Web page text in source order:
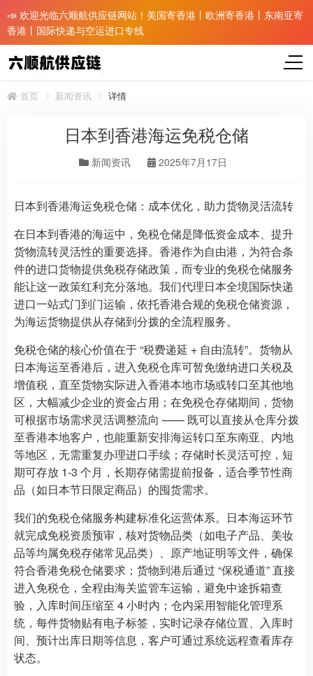
📣 欢迎光临六顺航供应链网站！美国寄香港丨欧洲寄香港丨东南亚寄
香港丨国际快递与空运进口专线
首页 新闻资讯 详情
日本到香港海运免税仓储
新闻资讯 2025年7月17日
日本到香港海运免税仓储：成本优化，助力货物灵活流转
在日本到香港的海运中，免税仓储是降低资金成本、提升
货物流转灵活性的重要选择。香港作为自由港，为符合条
件的进口货物提供免税存储政策，而专业的免税仓储服务
能让这一政策红利充分落地。我们代理日本全境国际快递
进口一站式门到门运输，依托香港合规的免税仓储资源，
为海运货物提供从存储到分拨的全流程服务。
免税仓储的核心价值在于 “税费递延 + 自由流转”。货物从
日本海运至香港后，进入免税仓库可暂免缴纳进口关税及
增值税，直至货物实际进入香港本地市场或转口至其他地
区，大幅减少企业的资金占用；在免税仓存储期间，货物
可根据市场需求灵活调整流向 —— 既可以直接从仓库分拨
至香港本地客户，也能重新安排海运转口至东南亚、内地
等地区，无需重复办理进口手续；存储时长灵活可控，短
期可存放 1-3 个月，长期存储需提前报备，适合季节性商
品（如日本节日限定商品）的囤货需求。
我们的免税仓储服务构建标准化运营体系。日本海运环节
就完成免税资质预审，核对货物品类（如电子产品、美妆
品等均属免税存储常见品类）、原产地证明等文件，确保
符合香港免税仓储要求；货物到港后通过 “保税通道” 直接
进入免税仓，全程由海关监管车运输，避免中途拆箱查
验，入库时间压缩至 4 小时内；仓内采用智能化管理系
统，每件货物贴有电子标签，实时记录存储位置、入库时
间、预计出库日期等信息，客户可通过系统远程查看库存
状态。